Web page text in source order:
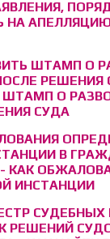
НА
ШТАМП О
РЕШЕНИЯ
ШТАМП О
СУДА
В
КАК
ИНСТАНЦИИ
СУДЕБНЫХ
РЕШЕНИЙ